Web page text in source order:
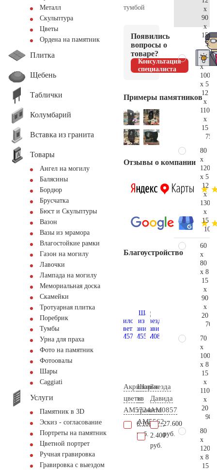
Металл
Скульптура
Цветы
Ордена на памятник
Плитка
Щебень
Таблички
Колумбарий
Вставка из гранита
Товары
Ангел на могилу
Балясины
Бордюр
Брусчатка
Бюст и Скульптуры
Вазон
Вазы из мрамора
Влагостойкие рамки
Газон на могилу
Лавочки
Лампада на могилу
Мемориальная доска
Скамейки
Тротуарная плитка
Поребрик
Тумбы
Урна для праха
Фото на памятник
Фотоовалы
Шары
Сaggiati
Услуги
Памятник в 3D
Эскиз - согласование
Портреты на памятник
Цветной портрет
Ручная гравировка
Гравировка с выездом
тумбой
Появились
вопросы о
товаре?
Консультация
специалиста
Примеры памятников
Отзывы о компании
Благоустройство
Акриловые
цветы
AM5724
6.100
руб.
Шар
из
гранита
AM5562
2.400
руб.
Звезда
Давида
AM0857
27.600
руб.
x
90
x
15
70
x
100
x 5
12
x
110
x
15
80
x
120
x 5
12
x
130
x
15
60
x
80
x 8
15
x
90
x
20
70
x
100
x 8
15
x
110
x
20
80
x
120
x 8
15